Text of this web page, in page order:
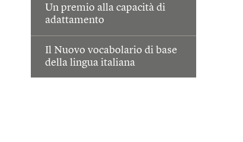
Un premio alla capacità di
adattamento
Il Nuovo vocabolario di base
della lingua italiana